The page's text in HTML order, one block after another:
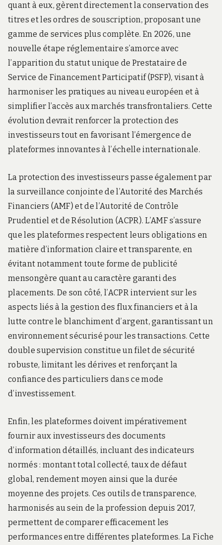
quant à eux, gèrent directement la conservation des
titres et les ordres de souscription, proposant une
gamme de services plus complète. En 2026, une
nouvelle étape réglementaire s’amorce avec
l’apparition du statut unique de Prestataire de
Service de Financement Participatif (PSFP), visant à
harmoniser les pratiques au niveau européen et à
simplifier l’accès aux marchés transfrontaliers. Cette
évolution devrait renforcer la protection des
investisseurs tout en favorisant l’émergence de
plateformes innovantes à l’échelle internationale.
La protection des investisseurs passe également par
la surveillance conjointe de l’Autorité des Marchés
Financiers (AMF) et de l’Autorité de Contrôle
Prudentiel et de Résolution (ACPR). L’AMF s’assure
que les plateformes respectent leurs obligations en
matière d’information claire et transparente, en
évitant notamment toute forme de publicité
mensongère quant au caractère garanti des
placements. De son côté, l’ACPR intervient sur les
aspects liés à la gestion des flux financiers et à la
lutte contre le blanchiment d’argent, garantissant un
environnement sécurisé pour les transactions. Cette
double supervision constitue un filet de sécurité
robuste, limitant les dérives et renforçant la
confiance des particuliers dans ce mode
d’investissement.
Enfin, les plateformes doivent impérativement
fournir aux investisseurs des documents
d’information détaillés, incluant des indicateurs
normés : montant total collecté, taux de défaut
global, rendement moyen ainsi que la durée
moyenne des projets. Ces outils de transparence,
harmonisés au sein de la profession depuis 2017,
permettent de comparer efficacement les
performances entre différentes plateformes. La Fiche